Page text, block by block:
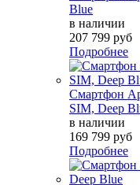
Blue
в наличии
207 799 руб
Подробнее
Смартфон
SIM, Deep
в наличии
169 799 руб
Подробнее